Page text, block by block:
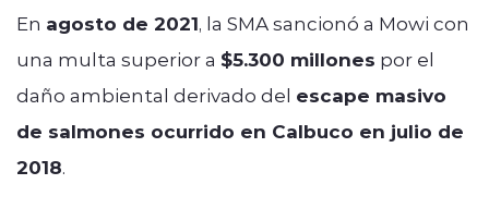
En agosto de 2021, la SMA sancionó a Mowi con
una multa superior a $5.300 millones por el
daño ambiental derivado del escape masivo
de salmones ocurrido en Calbuco en julio de
2018.